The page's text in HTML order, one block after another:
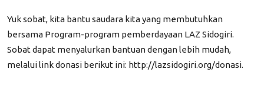
Yuk sobat, kita bantu saudara kita yang membutuhkan
bersama Program-program pemberdayaan LAZ Sidogiri.
Sobat dapat menyalurkan bantuan dengan lebih mudah,
melalui link donasi berikut ini: http://lazsidogiri.org/donasi.